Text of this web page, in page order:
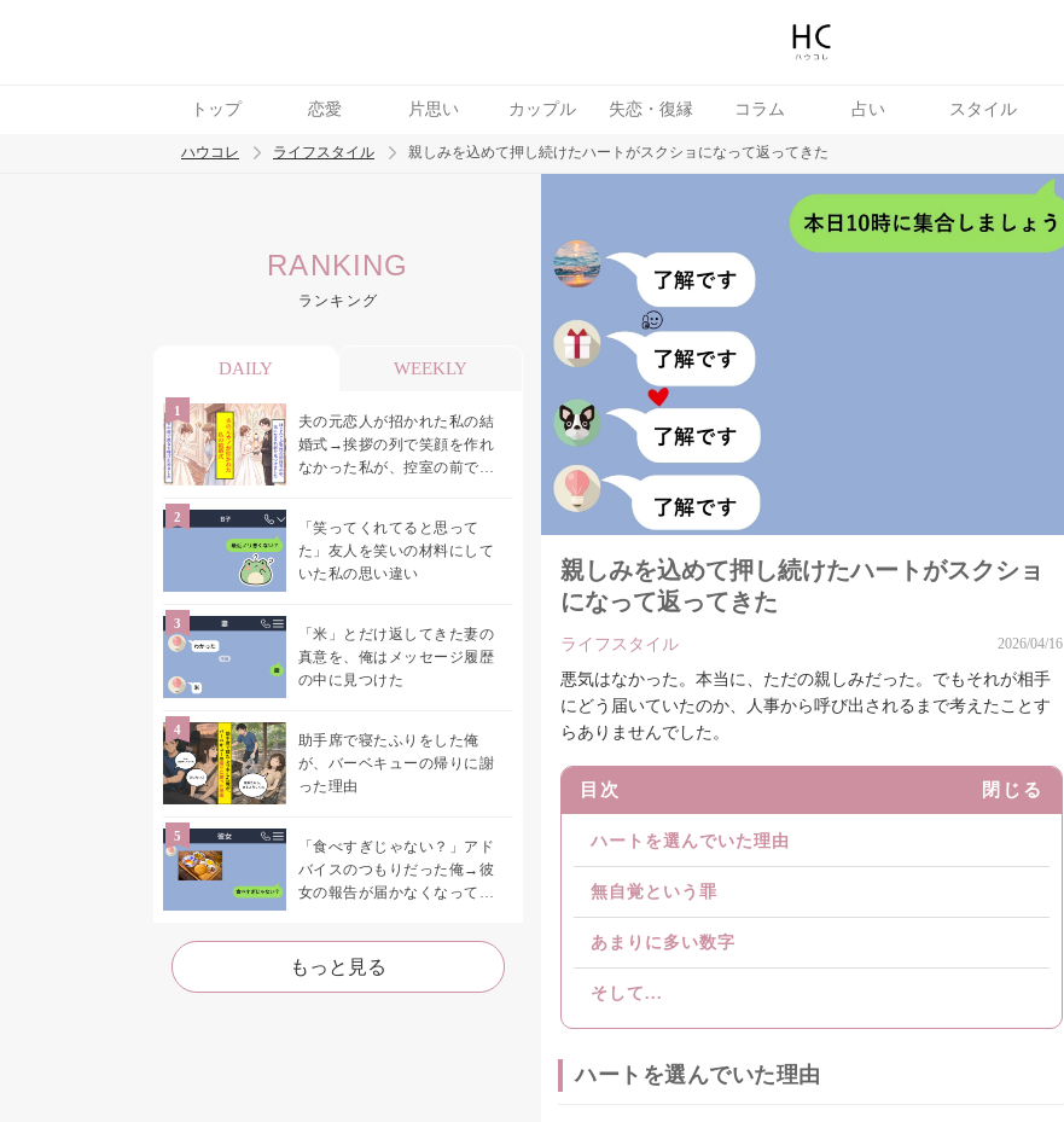
トップ 恋愛 片思い カップル 失恋・復縁 コラム 占い スタイル
トレンド ワード
ハウコレ ライフスタイル 親しみを込めて押し続けたハートがスクショになって返ってきた
RANKING
ランキング
DAILY WEEKLY
夫の元恋人が招かれた私の結
婚式→挨拶の列で笑顔を作れ
なかった私が、控室の前で彼
「笑ってくれてると思って
た」友人を笑いの材料にして
いた私の思い違い
「米」とだけ返してきた妻の
真意を、俺はメッセージ履歴
の中に見つけた
助手席で寝たふりをした俺
が、バーベキューの帰りに謝
った理由
「食べすぎじゃない？」アド
バイスのつもりだった俺→彼
女の報告が届かなくなって、
た
もっと見る
親しみを込めて押し続けたハートがスクショ
になって返ってきた
ライフスタイル 2026/04/16
悪気はなかった。本当に、ただの親しみだった。でもそれが相手
にどう届いていたのか、人事から呼び出されるまで考えたことす
らありませんでした。
目次 閉じる
ハートを選んでいた理由
無自覚という罪
あまりに多い数字
そして...
ハートを選んでいた理由